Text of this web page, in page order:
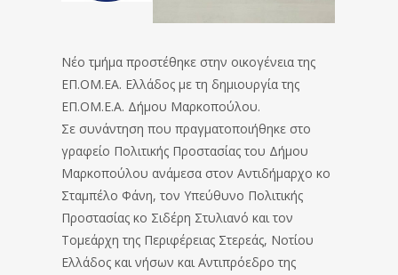
Νέο τμήμα προστέθηκε στην οικογένεια της
ΕΠ.ΟΜ.ΕΑ. Ελλάδος με τη δημιουργία της
ΕΠ.ΟΜ.Ε.Α. Δήμου Μαρκοπούλου.
Σε συνάντηση που πραγματοποιήθηκε στο
γραφείο Πολιτικής Προστασίας του Δήμου
Μαρκοπούλου ανάμεσα στον Αντιδήμαρχο κο
Σταμπέλο Φάνη, τον Υπεύθυνο Πολιτικής
Προστασίας κο Σιδέρη Στυλιανό και τον
Τομεάρχη της Περιφέρειας Στερεάς, Νοτίου
Ελλάδος και νήσων και Αντιπρόεδρο της